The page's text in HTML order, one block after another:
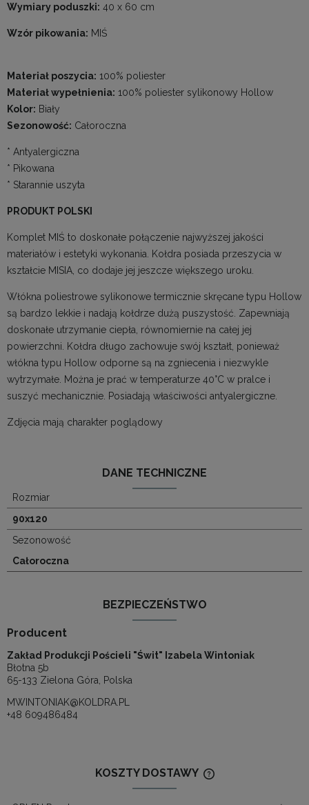
Wymiary poduszki: 40 x 60 cm
Wzór pikowania: MIŚ
Materiał poszycia: 100% poliester
Materiał wypełnienia: 100% poliester sylikonowy Hollow
Kolor: Biały
Sezonowość: Całoroczna
* Antyalergiczna
* Pikowana
* Starannie uszyta
PRODUKT POLSKI
Komplet MIŚ to doskonałe połączenie najwyższej jakości
materiałów i estetyki wykonania. Kołdra posiada przeszycia w
kształcie MISIA, co dodaje jej jeszcze większego uroku.
Włókna poliestrowe sylikonowe termicznie skręcane typu Hollow
są bardzo lekkie i nadają kołdrze dużą puszystość. Zapewniają
doskonałe utrzymanie ciepła, równomiernie na całej jej
powierzchni. Kołdra długo zachowuje swój kształt, ponieważ
włókna typu Hollow odporne są na zgniecenia i niezwykle
wytrzymałe. Można je prać w temperaturze 40°C w pralce i
suszyć mechanicznie. Posiadają właściwości antyalergiczne.
Zdjęcia mają charakter poglądowy
DANE TECHNICZNE
Rozmiar
90x120
Sezonowość
Całoroczna
BEZPIECZEŃSTWO
Producent
Zakład Produkcji Pościeli "Świt" Izabela Wintoniak
Błotna 5b
65-133 Zielona Góra, Polska
MWINTONIAK@KOLDRA.PL
+48 609486484
KOSZTY DOSTAWY